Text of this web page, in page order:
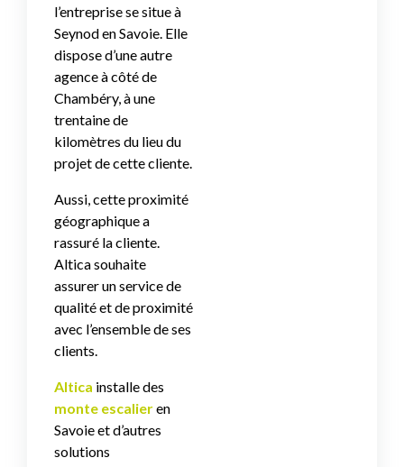
l’entreprise se situe à
Seynod en Savoie. Elle
dispose d’une autre
agence à côté de
Chambéry, à une
trentaine de
kilomètres du lieu du
projet de cette cliente.
Aussi, cette proximité
géographique a
rassuré la cliente.
Altica souhaite
assurer un service de
qualité et de proximité
avec l’ensemble de ses
clients.
Altica installe des
monte escalieren
Savoie et d’autres
solutions